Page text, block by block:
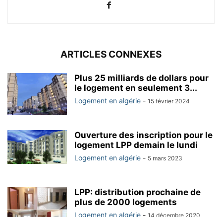
ARTICLES CONNEXES
Plus 25 milliards de dollars pour
le logement en seulement 3...
Logement en algérie - 15 février 2024
Ouverture des inscription pour le
logement LPP demain le lundi
Logement en algérie - 5 mars 2023
LPP: distribution prochaine de
plus de 2000 logements
Logement en algérie - 14 décembre 2020